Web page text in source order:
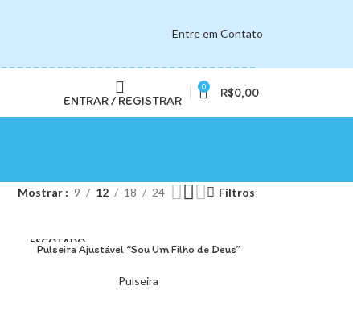
Entre em Contato
ENTRAR / REGISTRAR
0 R$0,00
Mostrar 9 12 18 24 Filtros
ESGOTADO
LEIA MAIS
Pulseira Ajustável “Sou Um Filho de Deus”
Pulseira